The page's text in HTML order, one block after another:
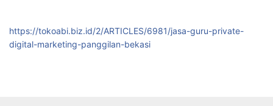
https://tokoabi.biz.id/2/ARTICLES/6981/jasa-guru-private-
digital-marketing-panggilan-bekasi